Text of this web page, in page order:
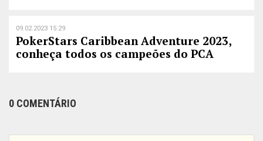
09.02.2023 15:29
PokerStars Caribbean Adventure 2023,
conheça todos os campeões do PCA
0 COMENTÁRIO